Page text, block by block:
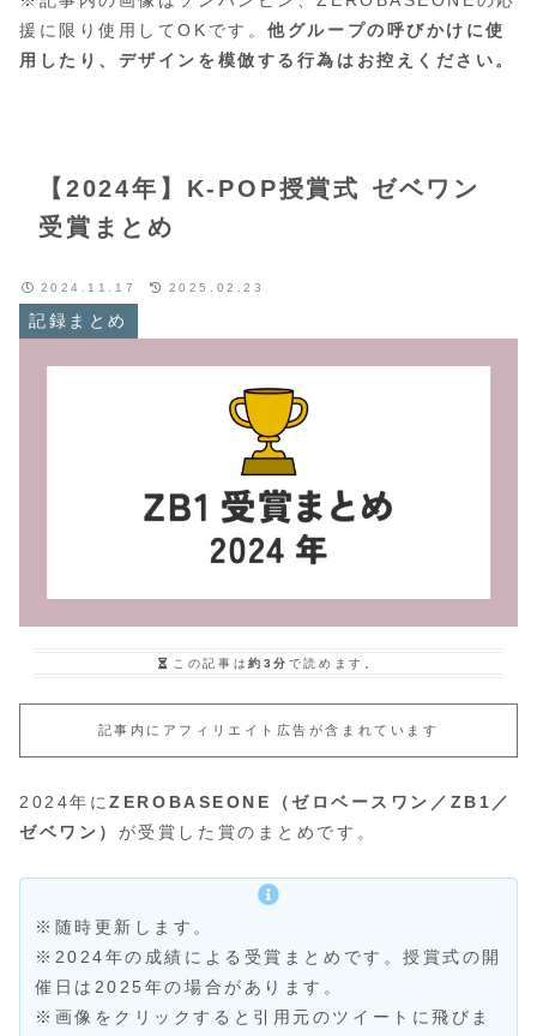
【2024年】K-POP授賞式 ゼベワン
受賞まとめ
記録まとめ
2024.11.17 2025.02.23
この記事は約3分 で読めます。
記事内にアフィリエイト広告が含まれています
援に限り使用してOKです。他グループの呼びかけに使
用したり、デザインを模倣する行為はお控えください。
2024年にZEROBASEONE（ゼロベースワン／ZB1／
ゼベワン） が受賞した賞のまとめです。
※随時更新します。
※2024年の成績による受賞まとめです。授賞式の開
催日は2025年の場合があります。
※画像をクリックすると引用元のツイートに飛びま